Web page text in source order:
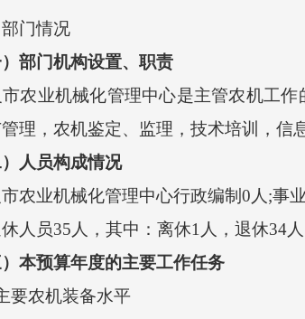
门情况
）部门机构设置、职责
农业机械化管理中心是主管农机工
理，农机鉴定、监理，技术培训，信
）人员构成情况
农业机械化管理中心行政编制 0 人 ;事
人员35 人，其中：离休1 人，退休34人
）本预算年度的主要工作任务
要农机装备水平